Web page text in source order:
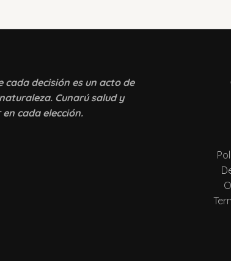
cada decisión es un acto de
Cunarú salud y
cada elección.